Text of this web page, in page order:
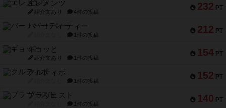
232 PT
エレメンツ
紹介文あり 4件の投稿
212 PT
バー！パーティー
1件の投稿
154 PT
ギョッと
紹介文あり 1件の投稿
152 PT
クルティボ
1件の投稿
140 PT
ブラヴェスト
1件の投稿